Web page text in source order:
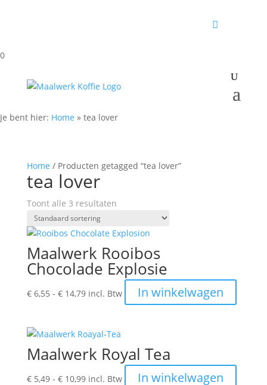
0
Je bent hier: Home » tea lover
Home / Producten getagged “tea lover”
tea lover
Toont alle 3 resultaten
Maalwerk Rooibos
Chocolade Explosie
€6,55 - €14,79Prijsklasse:
€ 14,79
incl. Btw In winkelwagen
product
Maalwerk Royal Tea
€5,49 - €10,99Prijsklasse:
incl. Btw In winkelwagen